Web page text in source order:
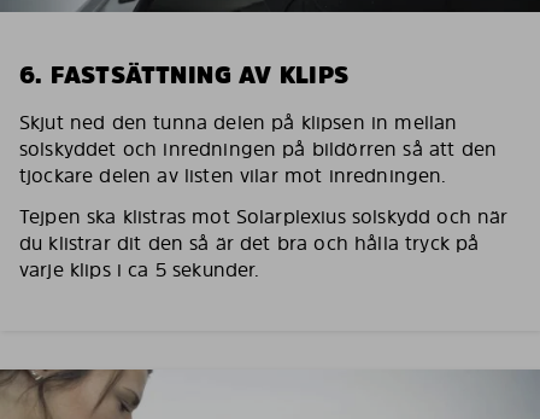
6. FASTSÄTTNING AV KLIPS
Skjut ned den tunna delen på klipsen in mellan
solskyddet och inredningen på bildörren så att den
tjockare delen av listen vilar mot inredningen.
Tejpen ska klistras mot Solarplexius solskydd och när
du klistrar dit den så är det bra och hålla tryck på
varje klips i ca 5 sekunder.